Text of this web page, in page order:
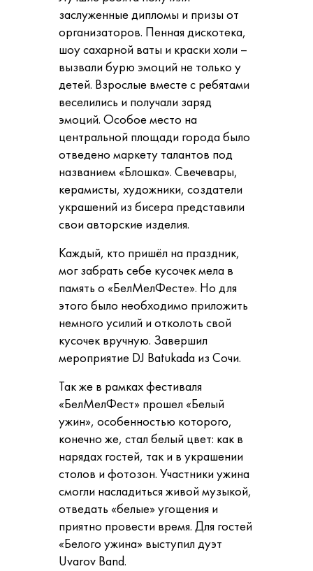
заслуженные дипломы и призы от
организаторов. Пенная дискотека,
шоу сахарной ваты и краски холи –
вызвали бурю эмоций не только у
детей. Взрослые вместе с ребятами
веселились и получали заряд
эмоций. Особое место на
центральной площади города было
отведено маркету талантов под
названием «Блошка». Свечевары,
керамисты, художники, создатели
украшений из бисера представили
свои авторские изделия.
Каждый, кто пришёл на праздник,
мог забрать себе кусочек мела в
память о «БелМелФесте». Но для
этого было необходимо приложить
немного усилий и отколоть свой
кусочек вручную. Завершил
мероприятие DJ Batukada из Сочи.
Так же в рамках фестиваля
«БелМелФест» прошел «Белый
ужин», особенностью которого,
конечно же, стал белый цвет: как в
нарядах гостей, так и в украшении
столов и фотозон. Участники ужина
смогли насладиться живой музыкой,
отведать «белые» угощения и
приятно провести время. Для гостей
«Белого ужина» выступил дуэт
Uvarov Band.